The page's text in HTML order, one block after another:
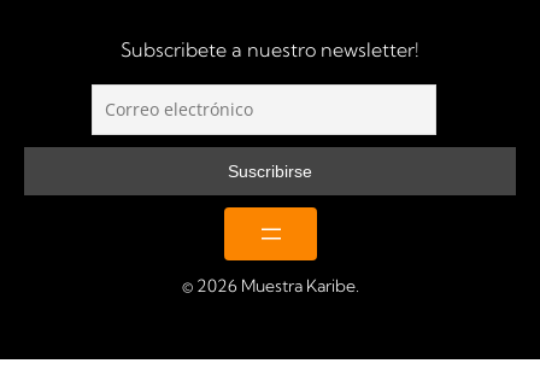
Subscribete a nuestro newsletter!
© 2026 Muestra Karibe.